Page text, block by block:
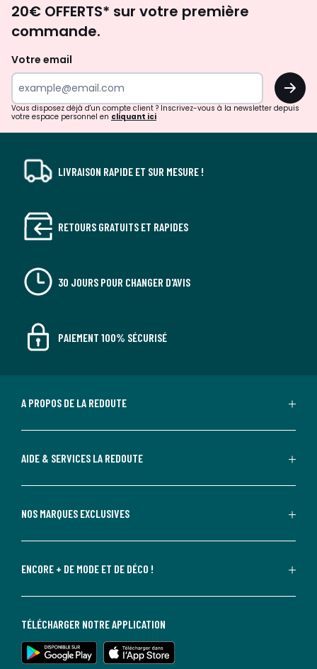
d'inspirations
surprises?
20€ OFFERTS* sur votre première
commande.
Votre email
OK
Vous disposez déjà d'un compte client ? Inscrivez-vous à la newsletter depuis
votre espace personnel en cliquant ici
LIVRAISON RAPIDE ET SUR MESURE !
RETOURS GRATUITS ET RAPIDES
30 JOURS POUR CHANGER D'AVIS
PAIEMENT 100% SÉCURISÉ
A PROPOS DE LA REDOUTE
AIDE & SERVICES LA REDOUTE
NOS MARQUES EXCLUSIVES
ENCORE + DE MODE ET DE DÉCO !
TÉLÉCHARGER NOTRE APPLICATION